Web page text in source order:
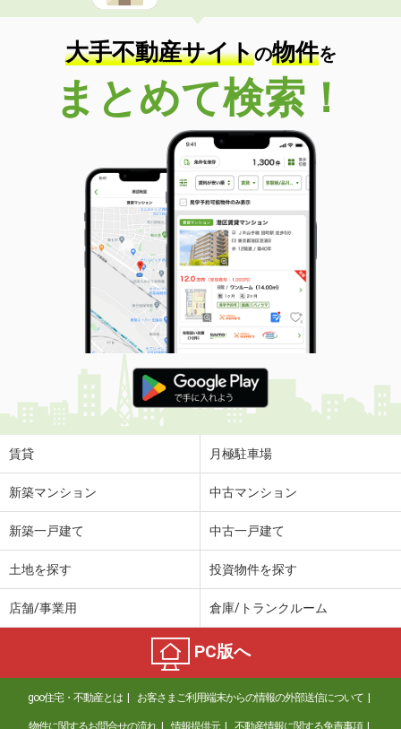
大手不動産サイトの物件を
まとめて検索！
賃貸 月極駐車場
新築マンション 中古マンション
新築一戸建て 中古一戸建て
土地を探す 投資物件を探す
店舗/事業用 倉庫/トランクルーム
PC版へ
goo住宅・不動産とは お客さまご利用端末からの情報の外部送信について
物件に関するお問合せの流れ 情報提供元 不動産情報に関する免責事項